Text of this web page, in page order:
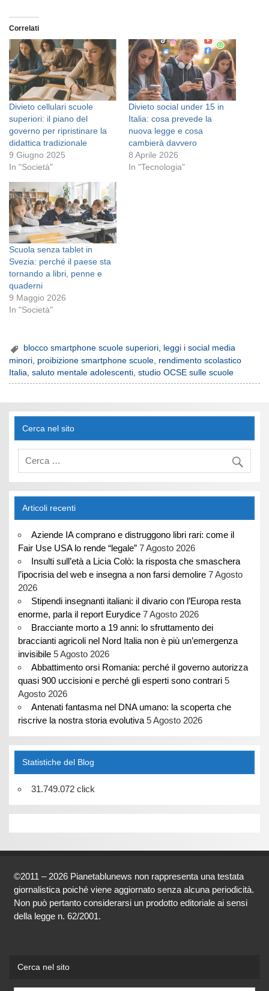
Correlati
Divieto cellulari scuole
superiori: il piano del
governo per ripristinare la
didattica tradizionale
9 Giugno 2025
In "Società"
Divieto social under 15 in
Italia: cosa prevede la
nuova legge e cosa
cambierà davvero
8 Aprile 2026
In "Tecnologia"
Scuola senza tablet in
Svezia: perché il paese sta
tornando a libri, penne e
quaderni
9 Maggio 2026
In "Società"
blocco smartphone scuole superiori, leggi i social media
minori proibizione smartphone scuole rendimento scolastico
Italia ,saluto mentale adolescenti ,studio OCSE sulle scuole
Cerca nel sito
Articoli recenti
Aziende IA comprano e distruggono libri rari: come il
Fair Use USA lo rende “legale” 7 Agosto 2026
Insulti sull’età a Licia Colò: la risposta che smaschera
l’ipocrisia del web e insegna a non farsi demolire 7 Agosto
2026
Stipendi insegnanti italiani: il divario con l’Europa resta
enorme, parla il report Eurydice 7 Agosto 2026
Bracciante morto a 19 anni: lo sfruttamento dei
braccianti agricoli nel Nord Italia non è più un’emergenza
invisibile 5 Agosto 2026
Abbattimento orsi Romania: perché il governo autorizza
quasi 900 uccisioni e perché gli esperti sono contrari 5
Agosto 2026
Antenati fantasma nel DNA umano: la scoperta che
riscrive la nostra storia evolutiva 5 Agosto 2026
Statistiche del Blog
31.749.072 click
©2011 – 2026 Pianetablunews non rappresenta una testata
giornalistica poiché viene aggiornato senza alcuna periodicità.
Non può pertanto considerarsi un prodotto editoriale ai sensi
della legge n. 62/2001.
Cerca nel sito